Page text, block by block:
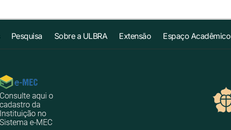
Pesquisa Sobre a ULBRA Extensão Espaço Acadêmico